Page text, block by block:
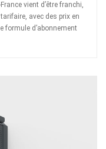
vient d’être franchi,
avec des prix en
formule d’abonnement